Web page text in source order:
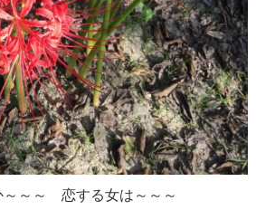
～～～ 恋する女は～～～